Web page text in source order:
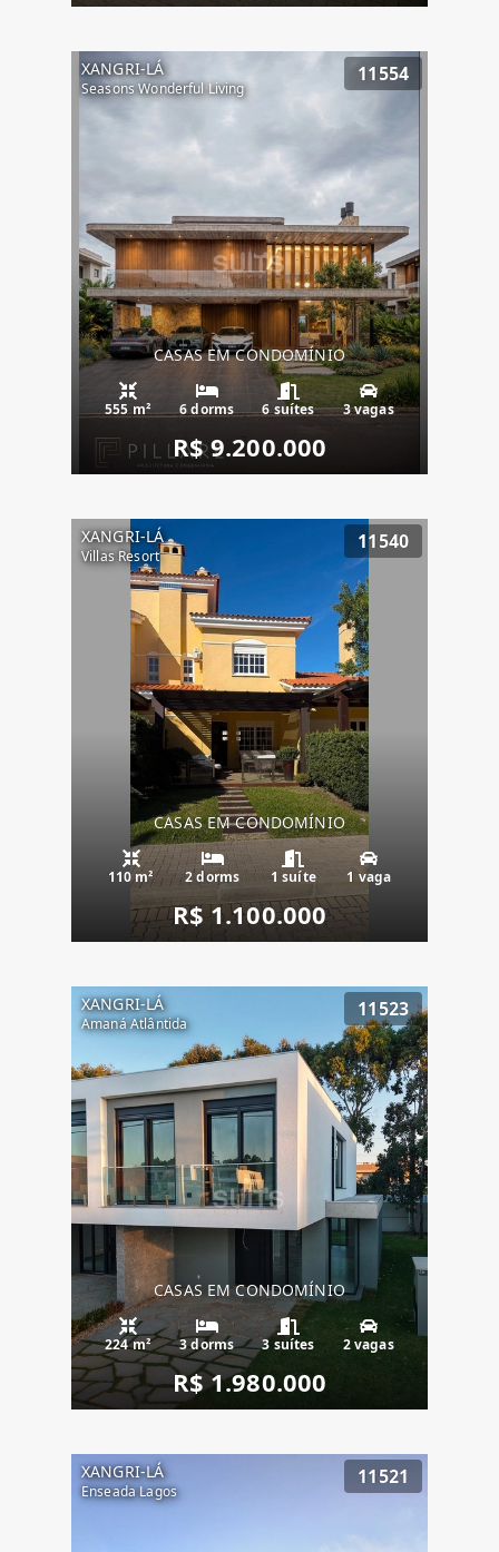
XANGRI-LÁ
Seasons Wonderful Living
11554
CASAS EM CONDOMÍNIO
555 m² 6 dorms 6 suítes 3 vagas
R$ 9.200.000
XANGRI-LÁ
Villas Resort
11540
CASAS EM CONDOMÍNIO
110 m² 2 dorms 1 suíte 1 vaga
R$ 1.100.000
XANGRI-LÁ
Amaná Atlântida
11523
CASAS EM CONDOMÍNIO
224 m² 3 dorms 3 suítes 2 vagas
R$ 1.980.000
XANGRI-LÁ
Enseada Lagos
11521